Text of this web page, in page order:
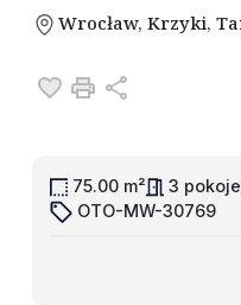
Wrocław, Krzyki,
Dodaj do ulubionych
Drukuj
75.00 m² 3 pokoje
OTO-MW-30769